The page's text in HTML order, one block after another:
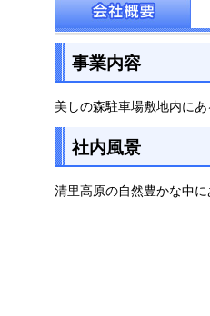
事業内容
美しの森駐車場敷地内に
社内風景
清里高原の自然豊かな中に